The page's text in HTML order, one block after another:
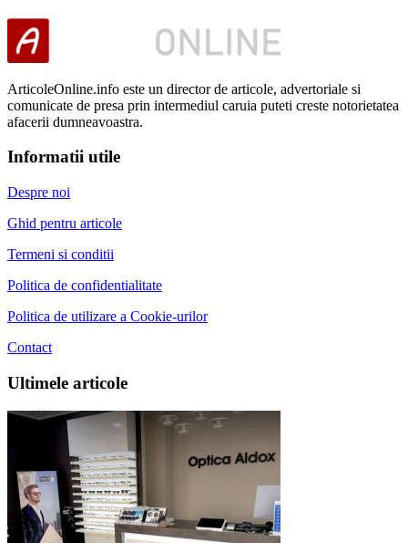
ArticoleOnline.info este un director de articole, advertoriale si
comunicate de presa prin intermediul caruia puteti creste notorietatea
afacerii dumneavoastra.
Informatii utile
Despre noi
Ghid pentru articole
Termeni si conditii
Politica de confidentialitate
Politica de utilizare a Cookie-urilor
Contact
Ultimele articole